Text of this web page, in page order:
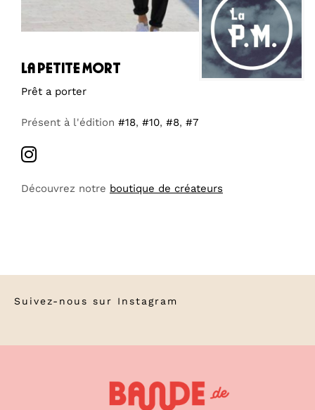
la petite mort
Prêt a porter
Présent à l'édition #18, #10, #8, #7
Découvrez notre boutique de créateurs
Suivez-nous sur Instagram